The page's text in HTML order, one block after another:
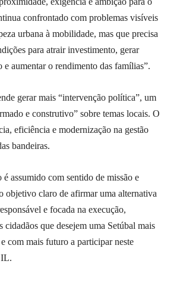
confrontado com problemas visíveis
urbana à mobilidade, mas que precisa
para atrair investimento, gerar
aumentar o rendimento das famílias”.
gerar mais “intervenção política”, um
e construtivo” sobre temas locais. O
eficiência e modernização na gestão
bandeiras.
é assumido com sentido de missão e
objetivo claro de afirmar uma alternativa
e focada na execução,
cidadãos que desejem uma Setúbal mais
com mais futuro a participar neste
IL.